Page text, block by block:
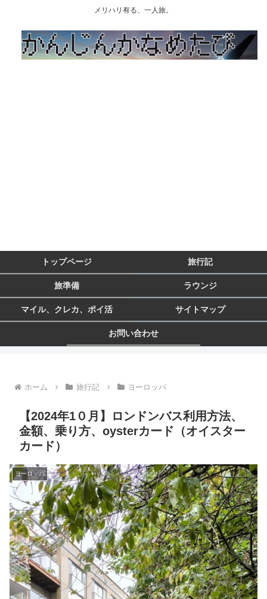
メリハリ有る、一人旅。
トップページ 旅行記
旅準備 ラウンジ
マイル、クレカ、ポイ活 サイトマップ
お問い合わせ
ホーム 旅行記 ヨーロッパ
【2024年1０月】ロンドンバス利用方法、
金額、乗り方、oysterカード（オイスター
カード）
ヨーロッパ